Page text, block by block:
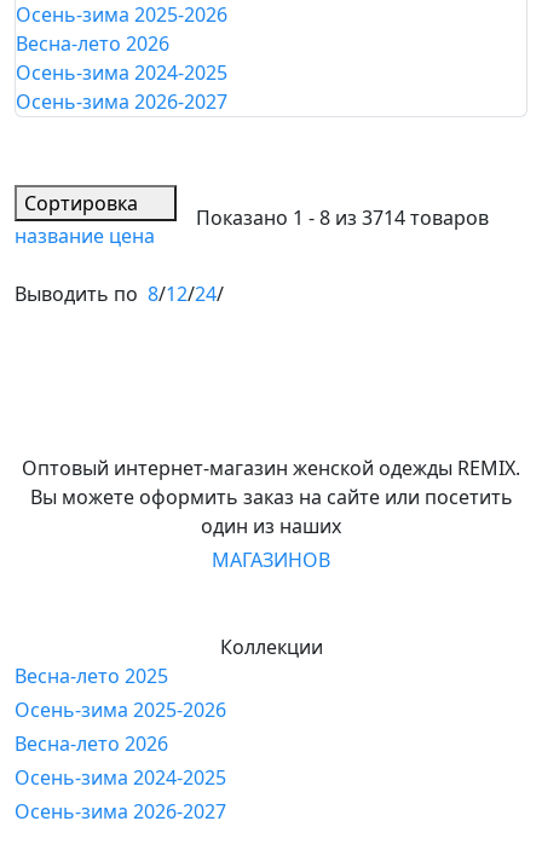
Осень-зима 2025-2026
Весна-лето 2026
Осень-зима 2024-2025
Осень-зима 2026-2027
Сортировка
название цена
Показано 1 - 8 из 3714 товаров
Выводить по 8/12/24/
Оптовый интернет-магазин женской одежды REMIX.
Вы можете оформить заказ на сайте или посетить
один из наших
МАГАЗИНОВ
Коллекции
Весна-лето 2025
Осень-зима 2025-2026
Весна-лето 2026
Осень-зима 2024-2025
Осень-зима 2026-2027